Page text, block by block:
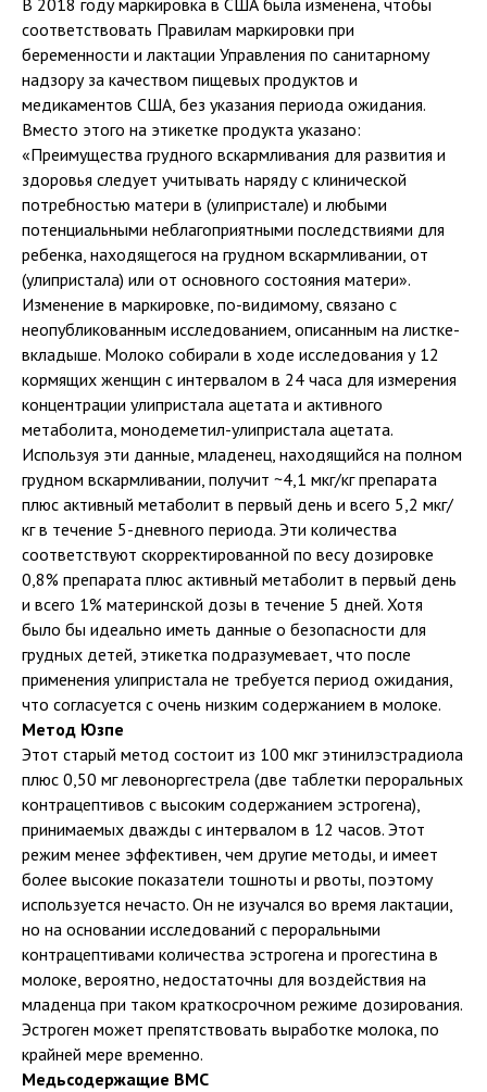
В 2018 году маркировка в США была изменена, чтобы
соответствовать Правилам маркировки при
беременности и лактации Управления по санитарному
надзору за качеством пищевых продуктов и
медикаментов США, без указания периода ожидания.
Вместо этого на этикетке продукта указано:
«Преимущества грудного вскармливания для развития и
здоровья следует учитывать наряду с клинической
потребностью матери в (улипристале) и любыми
потенциальными неблагоприятными последствиями для
ребенка, находящегося на грудном вскармливании, от
(улипристала) или от основного состояния матери».
Изменение в маркировке, по-видимому, связано с
неопубликованным исследованием, описанным на листке-
вкладыше. Молоко собирали в ходе исследования у 12
кормящих женщин с интервалом в 24 часа для измерения
концентрации улипристала ацетата и активного
метаболита, монодеметил-улипристала ацетата.
Используя эти данные, младенец, находящийся на полном
грудном вскармливании, получит ~4,1 мкг/кг препарата
плюс активный метаболит в первый день и всего 5,2 мкг/
кг в течение 5-дневного периода. Эти количества
соответствуют скорректированной по весу дозировке
0,8% препарата плюс активный метаболит в первый день
и всего 1% материнской дозы в течение 5 дней. Хотя
было бы идеально иметь данные о безопасности для
грудных детей, этикетка подразумевает, что после
применения улипристала не требуется период ожидания,
что согласуется с очень низким содержанием в молоке.
Метод Юзпе
Этот старый метод состоит из 100 мкг этинилэстрадиола
плюс 0,50 мг левоноргестрела (две таблетки пероральных
контрацептивов с высоким содержанием эстрогена),
принимаемых дважды с интервалом в 12 часов. Этот
режим менее эффективен, чем другие методы, и имеет
более высокие показатели тошноты и рвоты, поэтому
используется нечасто. Он не изучался во время лактации,
но на основании исследований с пероральными
контрацептивами количества эстрогена и прогестина в
молоке, вероятно, недостаточны для воздействия на
младенца при таком краткосрочном режиме дозирования.
Эстроген может препятствовать выработке молока, по
крайней мере временно.
Медьсодержащие ВМС